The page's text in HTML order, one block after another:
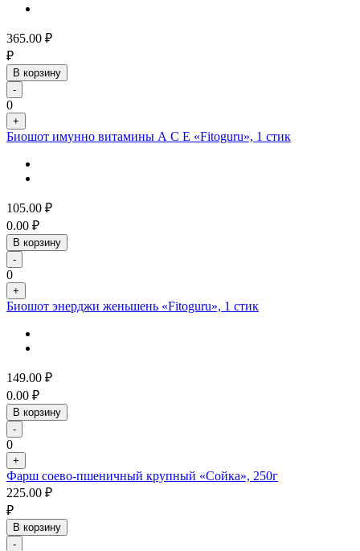
365.00 ₽
₽
В корзину
-
0
+
Биошот имунно витамины А С Е «Fitoguru», 1 стик
105.00 ₽
0.00 ₽
В корзину
-
0
+
Биошот энерджи женьшень «Fitoguru», 1 стик
149.00 ₽
0.00 ₽
В корзину
-
0
+
Фарш соево-пшеничный крупный «Сойка», 250г
225.00 ₽
₽
В корзину
-